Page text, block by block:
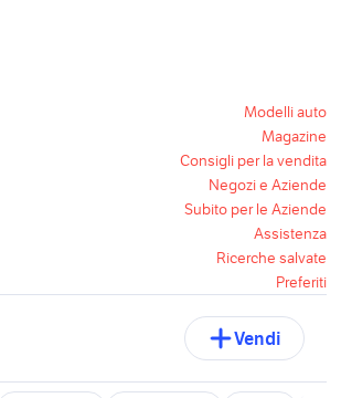
Modelli auto
Magazine
Consigli per la vendita
Negozi e Aziende
Subito per le Aziende
Assistenza
Ricerche salvate
Preferiti
Vendi